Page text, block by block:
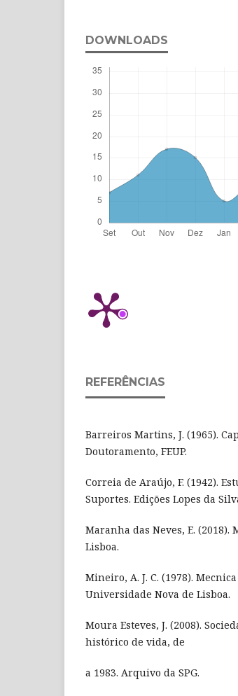
DOWNLOADS
REFERÊNCIAS
Barreiros Martins, J. (1965).
Doutoramento, FEUP.
Correia de Araújo, F. (1942).
Suportes. Edições Lopes da
Maranha das Neves, E.
Lisboa.
Mineiro, A. J. C. (1978).
Universidade Nova de Lisboa.
Moura Esteves, J. (2008).
histórico de vida, de
a 1983. Arquivo da SPG.